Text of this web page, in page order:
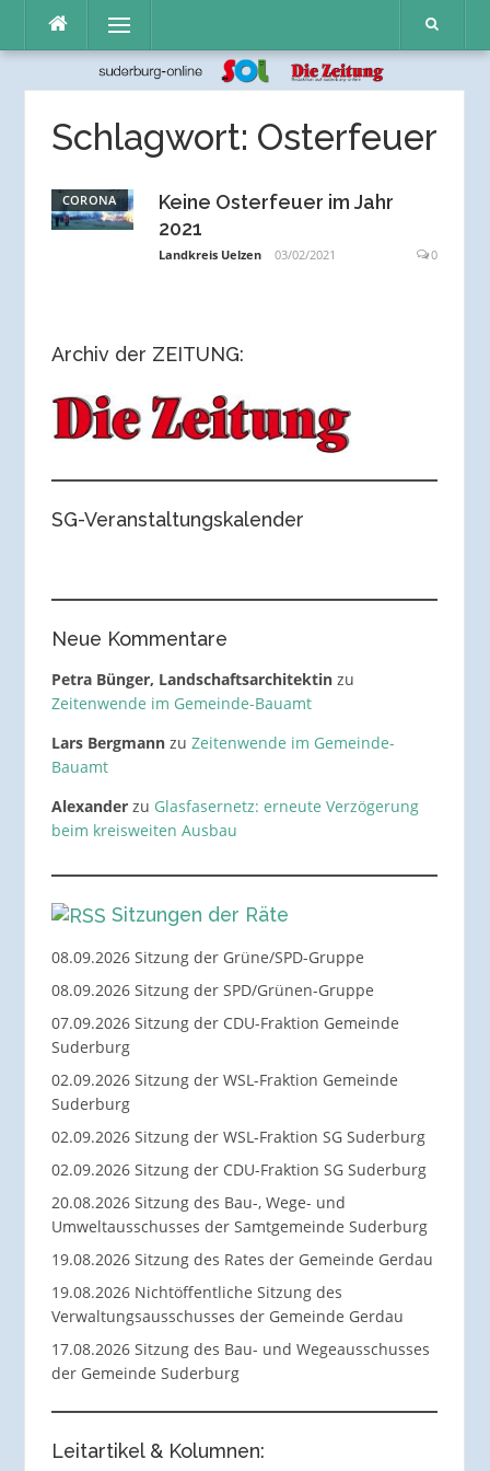
Inhalt
Menü
Schlagwort: Osterfeuer
CORONA
Keine Osterfeuer im Jahr
2021
Landkreis Uelzen 03/02/2021 0
Archiv der ZEITUNG:
SG-Veranstaltungskalender
Neue Kommentare
Petra Bünger, Landschaftsarchitektinzu
Zeitenwende im Gemeinde-Bauamt
Lars Bergmannzu Zeitenwende im Gemeinde-
Bauamt
Alexanderzu Glasfasernetz: erneute Verzögerung
beim kreisweiten Ausbau
Sitzungen der Räte
08.09.2026 Sitzung der Grüne/SPD-Gruppe
08.09.2026 Sitzung der SPD/Grünen-Gruppe
07.09.2026 Sitzung der CDU-Fraktion Gemeinde
Suderburg
02.09.2026 Sitzung der WSL-Fraktion Gemeinde
Suderburg
02.09.2026 Sitzung der WSL-Fraktion SG Suderburg
02.09.2026 Sitzung der CDU-Fraktion SG Suderburg
20.08.2026 Sitzung des Bau-, Wege- und
Umweltausschusses der Samtgemeinde Suderburg
19.08.2026 Sitzung des Rates der Gemeinde Gerdau
19.08.2026 Nichtöffentliche Sitzung des
Verwaltungsausschusses der Gemeinde Gerdau
17.08.2026 Sitzung des Bau- und Wegeausschusses
der Gemeinde Suderburg
Leitartikel & Kolumnen: